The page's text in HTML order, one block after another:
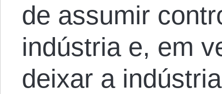
de assumir
indústria e, em
deixar a